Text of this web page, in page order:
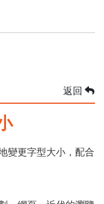
返回
變更字型大小，配合